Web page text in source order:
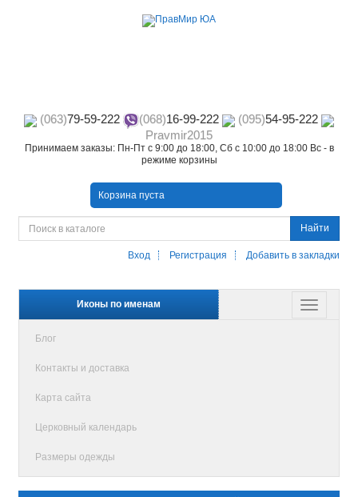
(063)79-59-222 (068)16-99-222 (095)54-95-222
Pravmir2015
Принимаем заказы: Пн-Пт с 9:00 до 18:00, Сб с 10:00 до 18:00 Вс - в
режиме корзины
Корзина пуста
Найти
Вход Регистрация Добавить в закладки
Иконы по именам
Блог
Контакты и доставка
Карта сайта
Церковный календарь
Размеры одежды